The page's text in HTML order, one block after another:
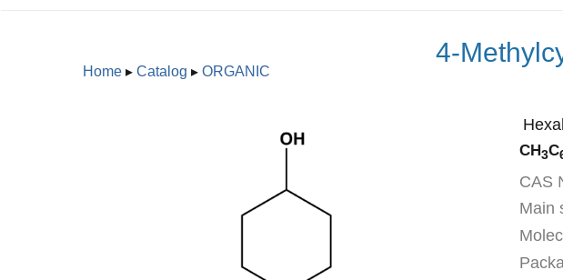
You are here
Home▸ Catalog ▸ ORGANIC
4-
CH3C
CAS
Main